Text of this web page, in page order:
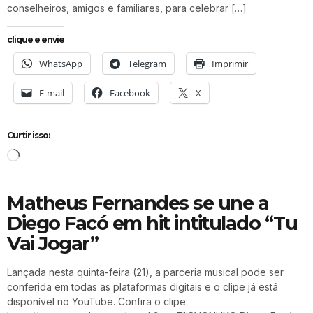
conselheiros, amigos e familiares, para celebrar […]
clique e envie
WhatsApp Telegram Imprimir
E-mail Facebook X
Curtir isso:
Matheus Fernandes se une a
Diego Facó em hit intitulado “Tu
Vai Jogar”
Lançada nesta quinta-feira (21), a parceria musical pode ser
conferida em todas as plataformas digitais e o clipe já está
disponível no YouTube. Confira o clipe: